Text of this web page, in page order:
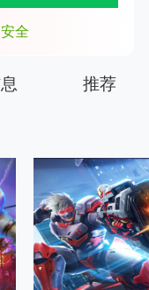
安全
推荐